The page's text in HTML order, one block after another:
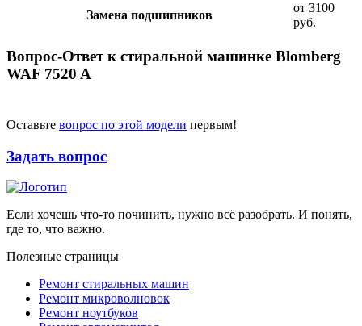
Замена подшипников
от 3100
руб.
Вопрос-Ответ к стиральной машинке Blomberg
WAF 7520 A
Оставьте вопрос по этой модели первым!
Задать вопрос
Если хочешь что-то починить, нужно всё разобрать. И понять,
где то, что важно.
Полезные страницы
Ремонт стиральных машин
Ремонт микроволновок
Ремонт ноутбуков